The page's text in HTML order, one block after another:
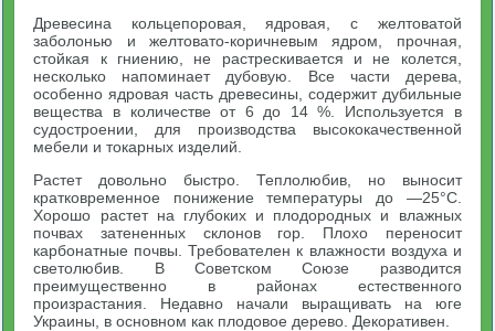
Древесина кольцепоровая, ядровая, с желтоватой
заболонью и желтовато-коричневым ядром, прочная,
стойкая к гниению, не растрескивается и не колется,
несколько напоминает дубовую. Все части дерева,
особенно ядровая часть древесины, содержит дубильные
вещества в количестве от 6 до 14 %. Используется в
судостроении, для производства высококачественной
мебели и токарных изделий.
Растет довольно быстро. Теплолюбив, но выносит
кратковременное понижение температуры до —25°С.
Хорошо растет на глубоких и плодородных и влажных
почвах затененных склонов гор. Плохо переносит
карбонатные почвы. Требователен к влажности воздуха и
светолюбив. В Советском Союзе разводится
преимущественно в районах естественного
произрастания. Недавно начали выращивать на юге
Украины, в основном как плодовое дерево. Декоративен.